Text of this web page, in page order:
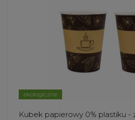
ekologiczne
Kubek papierowy 0% plastiku -